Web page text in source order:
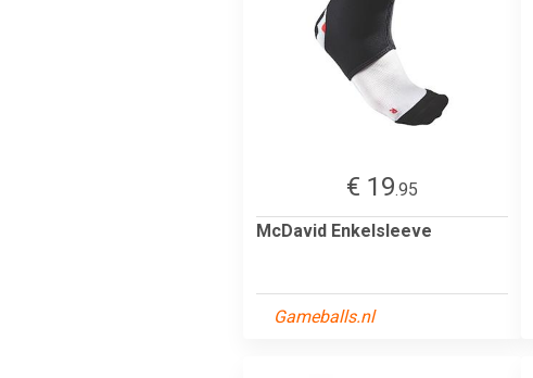
€ 19.95
McDavid Enkelsleeve
Gameballs.nl